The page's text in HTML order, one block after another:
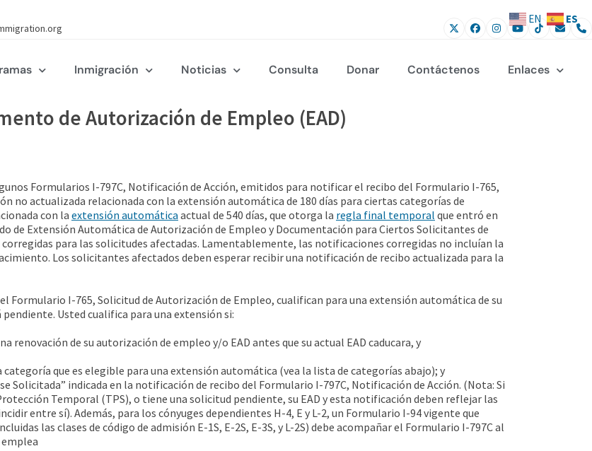
Inmigración Noticias Consulta Donar Contáctenos Enlaces
de Autorización de Empleo (EAD)
Formularios I-797C, Notificación de Acción, emitidos para notificar el recibo del Formulario I-765,
no actualizada relacionada con la extensión automática de 180 días para ciertas categorías de
con la extensión automática actual de 540 días, que otorga la regla final temporal que entró en
de Extensión Automática de Autorización de Empleo y Documentación para Ciertos Solicitantes de
para las solicitudes afectadas. Lamentablemente, las notificaciones corregidas no incluían la
Los solicitantes afectados deben esperar recibir una notificación de recibo actualizada para la
Formulario I-765, Solicitud de Autorización de Empleo, cualifican para una extensión automática de su
Usted cualifica para una extensión si:
de su autorización de empleo y/o EAD antes que su actual EAD caducara, y
categoría que es elegible para una extensión automática (vea la lista de categorías abajo); y
Solicitada” indicada en la notificación de recibo del Formulario I-797C, Notificación de Acción. (Nota: Si
Temporal (TPS), o tiene una solicitud pendiente, su EAD y esta notificación deben reflejar las
entre sí). Además, para los cónyuges dependientes H-4, E y L-2, un Formulario I-94 vigente que
las clases de código de admisión E-1S, E-2S, E-3S, y L-2S) debe acompañar el Formulario I-797C al
EN ES